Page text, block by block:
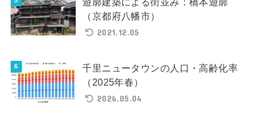
（京都府八幡市）
2021.12.05
千里ニュータウンの人口・高齢化率
（2025年春）
2026.05.04